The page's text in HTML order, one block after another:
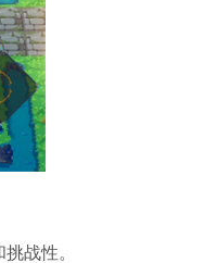
战性。